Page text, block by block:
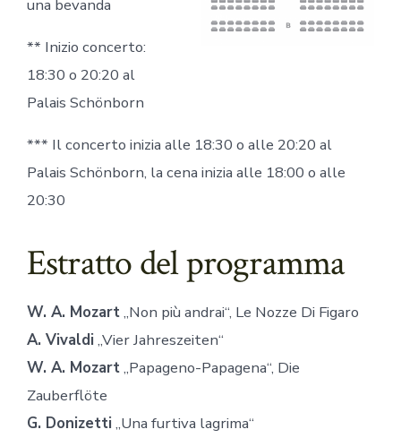
una bevanda
** Inizio concerto:
18:30 o 20:20 al
Palais Schönborn
*** Il concerto inizia alle 18:30 o alle 20:20 al
Palais Schönborn, la cena inizia alle 18:00 o alle
20:30
Estratto del programma
W. A. Mozart„Non più andrai“, Le Nozze Di Figaro
A. Vivaldi „Vier Jahreszeiten“
W. A. Mozart„Papageno-Papagena“, Die
Zauberflöte
G. Donizetti „Una furtiva lagrima“